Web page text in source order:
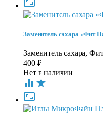

Заменитель сахара «Фит
Заменитель сахара,
400 ₽
Нет в наличии
 
